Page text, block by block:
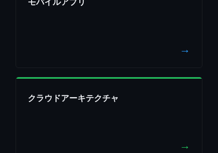
モバイルアプリ
→
クラウドアーキテクチャ
→